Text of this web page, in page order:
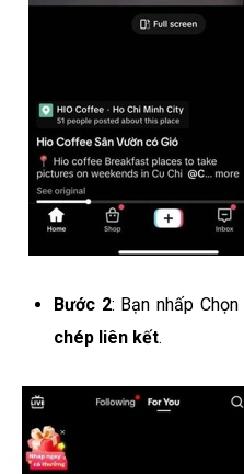
Bước 2: Bạn nhấp Chọn
chép liên kết.